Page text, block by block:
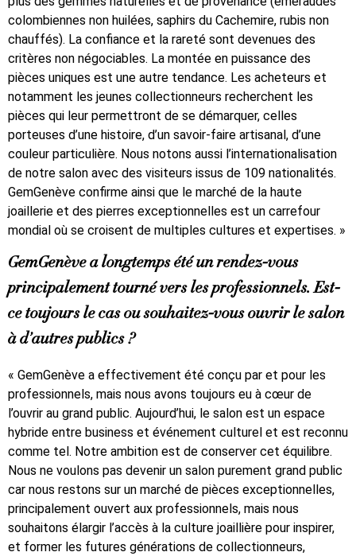
colombiennes non huilées, saphirs du Cachemire, rubis non
chauffés). La confiance et la rareté sont devenues des
critères non négociables. La montée en puissance des
pièces uniques est une autre tendance. Les acheteurs et
notamment les jeunes collectionneurs recherchent les
pièces qui leur permettront de se démarquer, celles
porteuses d’une histoire, d’un savoir-faire artisanal, d’une
couleur particulière. Nous notons aussi l’internationalisation
de notre salon avec des visiteurs issus de 109 nationalités.
GemGenève confirme ainsi que le marché de la haute
joaillerie et des pierres exceptionnelles est un carrefour
mondial où se croisent de multiples cultures et expertises. »
GemGenève a longtemps été un rendez-vous
principalement tourné vers les professionnels. Est-
ce toujours le cas ou souhaitez-vous ouvrir le salon
à d’autres publics ?
« GemGenève a effectivement été conçu par et pour les
professionnels, mais nous avons toujours eu à cœur de
l’ouvrir au grand public. Aujourd’hui, le salon est un espace
hybride entre business et événement culturel et est reconnu
comme tel. Notre ambition est de conserver cet équilibre.
Nous ne voulons pas devenir un salon purement grand public
car nous restons sur un marché de pièces exceptionnelles,
principalement ouvert aux professionnels, mais nous
souhaitons élargir l’accès à la culture joaillière pour inspirer,
et former les futures générations de collectionneurs,